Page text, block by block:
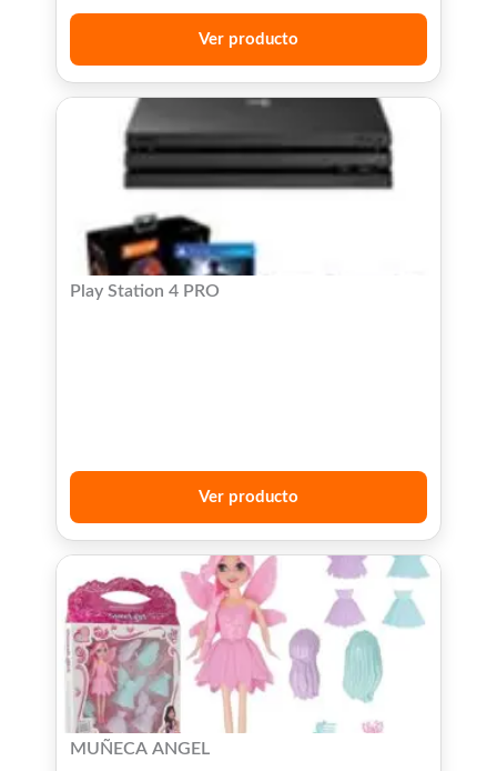
Ver producto
Play Station 4 PRO
Ver producto
MUÑECA ANGEL